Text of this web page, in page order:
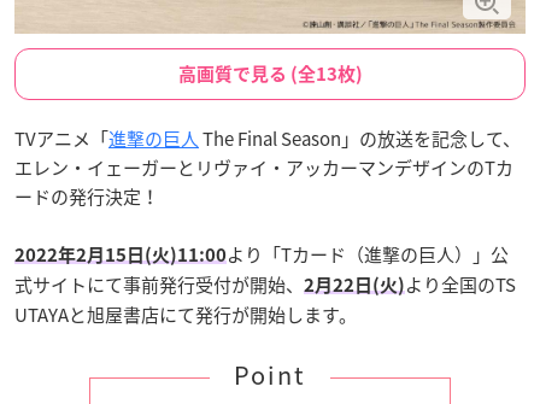
高画質で見る (全13枚)
TVアニメ「進撃の巨人The Final Season」の放送を記念して、
エレン・イェーガーとリヴァイ・アッカーマンデザインのTカ
ードの発行決定！
2022年2月15日(火)11:00より「Tカード（進撃の巨人）」公
式サイトにて事前発行受付が開始、
2月22日(火) より全国のTS
UTAYAと旭屋書店にて発行が開始します。
Point